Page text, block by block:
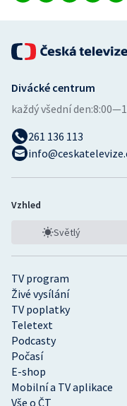
TV program
Živé vysílání
TV poplatky
Teletext
Podcasty
Počasí
E-shop
Mobilní a TV aplikace
Vše o ČT
Divácké centrum
každý všední den:
261 136 113
Vzhled
Světlý